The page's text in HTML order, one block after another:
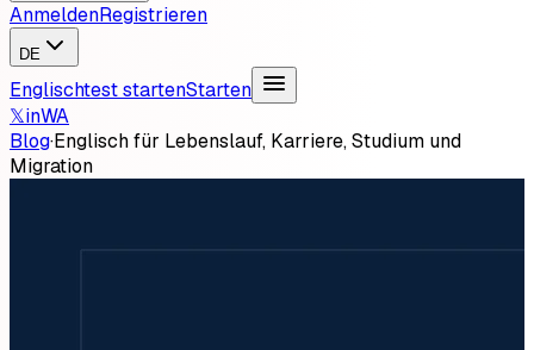
AnmeldenRegistrieren
DE
Englischtest startenStarten
𝕏inWA
Blog·Englisch für Lebenslauf, Karriere, Studium und
Migration